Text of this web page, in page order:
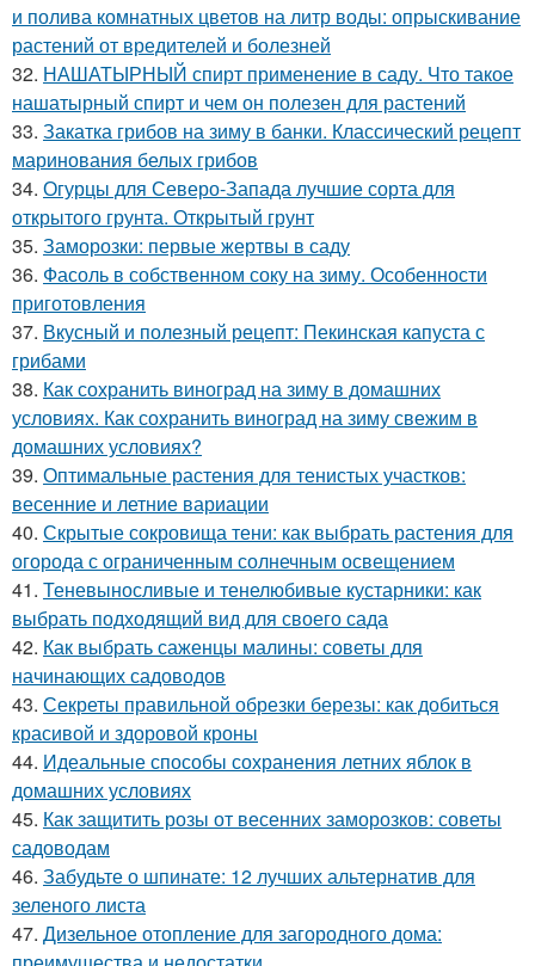
и полива комнатных цветов на литр воды: опрыскивание
растений от вредителей и болезней
32. НАШАТЫРНЫЙ спирт применение в саду. Что такое
нашатырный спирт и чем он полезен для растений
33. Закатка грибов на зиму в банки. Классический рецепт
маринования белых грибов
34. Огурцы для Северо-Запада лучшие сорта для
открытого грунта. Открытый грунт
35. Заморозки: первые жертвы в саду
36. Фасоль в собственном соку на зиму. Особенности
приготовления
37. Вкусный и полезный рецепт: Пекинская капуста с
грибами
38. Как сохранить виноград на зиму в домашних
условиях. Как сохранить виноград на зиму свежим в
домашних условиях?
39. Оптимальные растения для тенистых участков:
весенние и летние вариации
40. Скрытые сокровища тени: как выбрать растения для
огорода с ограниченным солнечным освещением
41. Теневыносливые и тенелюбивые кустарники: как
выбрать подходящий вид для своего сада
42. Как выбрать саженцы малины: советы для
начинающих садоводов
43. Секреты правильной обрезки березы: как добиться
красивой и здоровой кроны
44. Идеальные способы сохранения летних яблок в
домашних условиях
45. Как защитить розы от весенних заморозков: советы
садоводам
46. Забудьте о шпинате: 12 лучших альтернатив для
зеленого листа
47. Дизельное отопление для загородного дома: